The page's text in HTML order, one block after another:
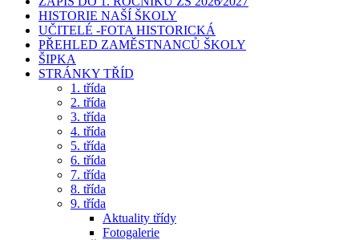
HISTORIE NAŠÍ ŠKOLY
UČITELÉ -FOTA HISTORICKÁ
PŘEHLED ZAMĚSTNANCŮ ŠKOLY
ŠIPKA
STRÁNKY TŘÍD
1. třída
2. třída
3. třída
4. třída
5. třída
6. třída
7. třída
8. třída
9. třída
Aktuality třídy
Fotogalerie